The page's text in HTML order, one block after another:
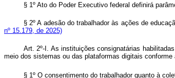
§ 1º Ato do Poder Executivo federal definirá
§ 2º A adesão do trabalhador às ações de
nº 15.179, de 2025)
Art. 2º-I. As instituições consignatárias
meio dos sistemas ou das plataformas digitais conforme
§ 1º O consentimento do trabalhador quanto à